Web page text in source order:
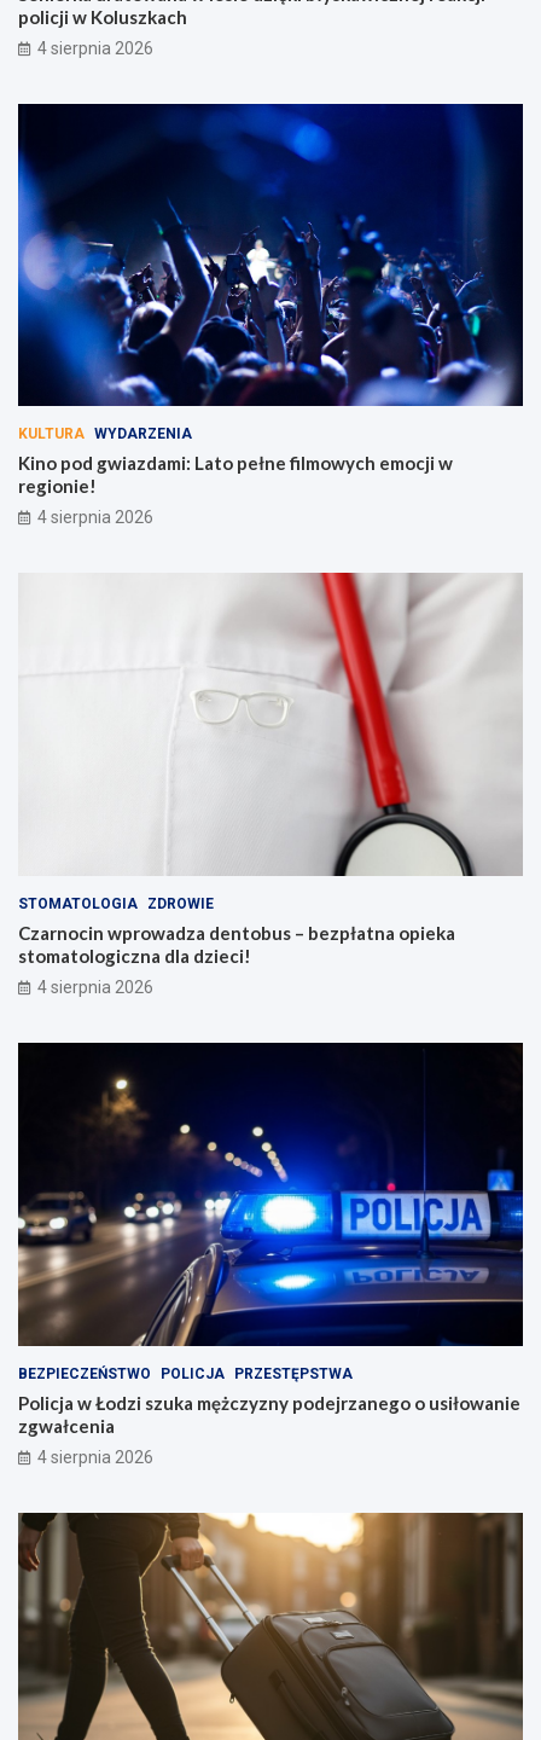
policji w Koluszkach
4 sierpnia 2026
KULTURA WYDARZENIA
Kino pod gwiazdami: Lato pełne filmowych emocji w
regionie!
4 sierpnia 2026
STOMATOLOGIA ZDROWIE
Czarnocin wprowadza dentobus – bezpłatna opieka
stomatologiczna dla dzieci!
4 sierpnia 2026
BEZPIECZEŃSTWO POLICJA PRZESTĘPSTWA
Policja w Łodzi szuka mężczyzny podejrzanego o usiłowanie
zgwałcenia
4 sierpnia 2026